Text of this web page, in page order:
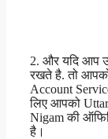
2. और यदि आप
रखते है. तो
Account
लिए आपको
Nigam की
है।